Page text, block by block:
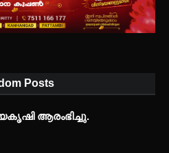
Posts
ആരംഭിച്ചു.